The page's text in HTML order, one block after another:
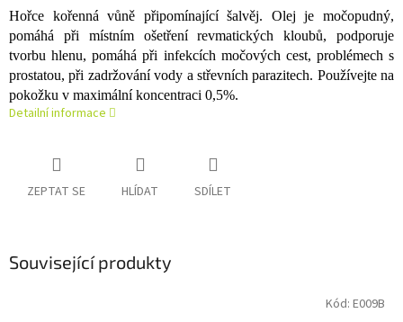
Hořce kořenná vůně připomínající šalvěj. Olej je močopudný,
pomáhá při místním ošetření revmatických kloubů, podporuje
tvorbu hlenu, pomáhá při infekcích močových cest, problémech s
prostatou, při zadržování vody a střevních parazitech. Používejte na
pokožku v maximální koncentraci 0,5%.
Detailní informace
ZEPTAT SE HLÍDAT SDÍLET
Související produkty
Kód: E009B